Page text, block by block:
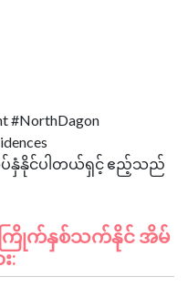
#NorthDagon
ပ်နှံနိုင်ပါတယ်ရှင့် ဧည့်သည်
ကြိုက်နှစ်သက်နိုင် အိမ်
: